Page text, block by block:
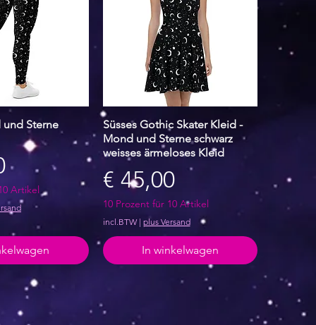
overzichtSterne
Artikel
Snel overzicht
Süsses Gothic Skater Kleid -
Mond und Sterne schwarz
weisses ärmeloses Kleid
Prijs
€ 45,00
10 Prozent für 10 Artikel
incl.BTW | plus Versand
In winkelwagen